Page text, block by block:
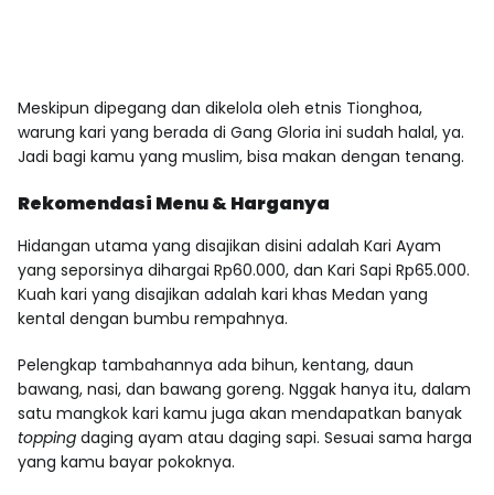
Meskipun dipegang dan dikelola oleh etnis Tionghoa,
warung kari yang berada di Gang Gloria ini sudah halal, ya.
Jadi bagi kamu yang muslim, bisa makan dengan tenang.
Rekomendasi Menu & Harganya
Hidangan utama yang disajikan disini adalah Kari Ayam
yang seporsinya dihargai Rp60.000, dan Kari Sapi Rp65.000.
Kuah kari yang disajikan adalah kari khas Medan yang
kental dengan bumbu rempahnya.
Pelengkap tambahannya ada bihun, kentang, daun
bawang, nasi, dan bawang goreng. Nggak hanya itu, dalam
satu mangkok kari kamu juga akan mendapatkan banyak
topping daging ayam atau daging sapi. Sesuai sama harga
yang kamu bayar pokoknya.